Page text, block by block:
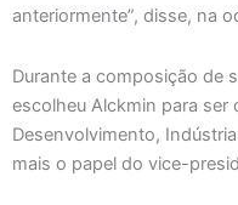
anteriormente”, disse, na
Durante a composição de
escolheu Alckmin para
Desenvolvimento,
mais o papel do vice-